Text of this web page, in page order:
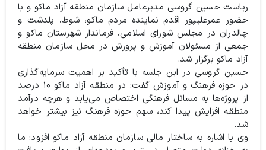
ریاست حسین گروسی مدیرعامل سازمان منطقه آزاد ماکو و با
حضور عمرعلیپور اقدم نماینده مردم ماکو، شوط، پلدشت و
چالدران در مجلس شورای اسلامی، فرماندار شهرستان ماکو و
جمعی از مسئولان آموزش و پرورش در محل سازمان منطقه
آزاد ماکو برگزار شد.
حسین گروسی در این جلسه با تأکید بر اهمیت سرمایه‌گذاری
در حوزه فرهنگ و آموزش گفت: در منطقه آزاد ماکو ۱۰ درصد
از پروژه‌ها به مسائل فرهنگی اختصاص می‌یابد و هرچه درآمد
منطقه افزایش پیدا کند، سهم حوزه فرهنگ نیز بیشتر خواهد
شد.
وی با اشاره به ساختار مالی سازمان منطقه آزاد ماکو افزود: ما